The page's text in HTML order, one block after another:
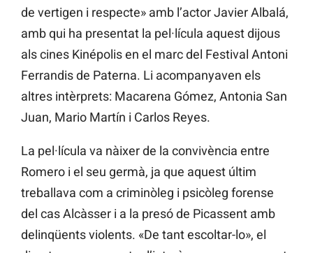
de vertigen i respecte» amb l’actor Javier Albalá,
amb qui ha presentat la pel·lícula aquest dijous
als cines Kinépolis en el marc del Festival Antoni
Ferrandis de Paterna. Li acompanyaven els
altres intèrprets: Macarena Gómez, Antonia San
Juan, Mario Martín i Carlos Reyes.
La pel·lícula va nàixer de la convivència entre
Romero i el seu germà, ja que aquest últim
treballava com a criminòleg i psicòleg forense
del cas Alcàsser i a la presó de Picassent amb
delinqüents violents. «De tant escoltar-lo», el